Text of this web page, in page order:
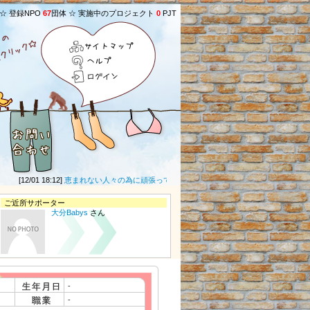
登録NPO 67団体 ☆ 実施中のプロジェクト 0 PJT
サイトマップ
ヘルプ
ログイン
[12/01 18:12]恵まれない人々の為に頑張ってください。(匿名募金者さん) ★[01/29
ご近所サポーター
大分Babys さん
-
-